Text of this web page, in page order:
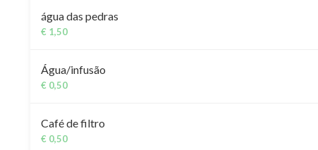
água das pedras
€ 1,50
Água/infusão
€ 0,50
Café de filtro
€ 0,50